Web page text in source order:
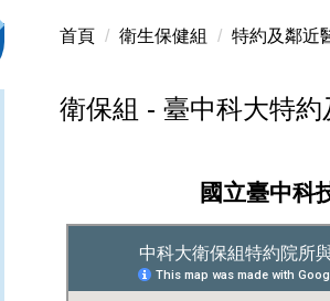
首頁 衛生保健組 特約及鄰近
衛保組 - 臺中科大特
國立臺中科